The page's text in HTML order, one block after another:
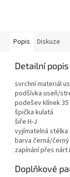
Popis Diskuze
Detailní
svrchní materiál
podšívka useň/
podešev klínek 35
špička kulatá
šiře H-J
vyjímatelná
barva černá/
zapínání přes nárt
Doplňkové